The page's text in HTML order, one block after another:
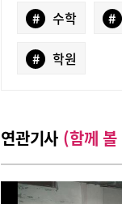
# 수학 #
# 학원
연관기사 (함께 볼